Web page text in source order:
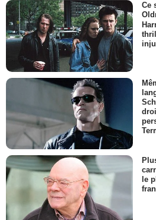
Ce
le